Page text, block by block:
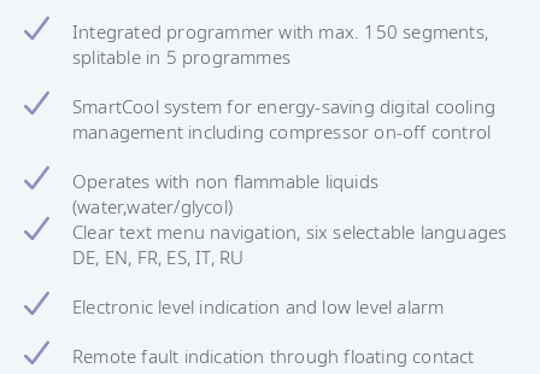
Integrated programmer with max. 150 segments,
splitable in 5 programmes
SmartCool system for energy-saving digital cooling
management including compressor on-off control
Operates with non flammable liquids
(water,water/glycol)
Clear text menu navigation, six selectable languages
DE, EN, FR, ES, IT, RU
Electronic level indication and low level alarm
Remote fault indication through floating contact